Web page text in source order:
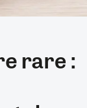
rare :